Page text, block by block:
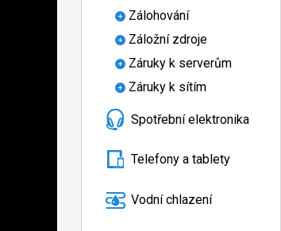
Zálohování
Záložní zdroje
Záruky k serverům
Záruky k sítím
Spotřební elektronika
Telefony a tablety
Vodní chlazení